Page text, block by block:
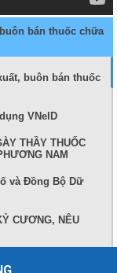
bán thuốc chữa
buôn bán thuốc
VNeID
THẦY THUỐC
NAM
và Đồng Bộ Dữ
CƯƠNG, NÊU